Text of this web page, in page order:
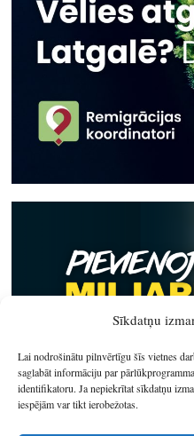
Sīkdatņu
Lai nodrošinātu pilnvērtīgu šīs vietnes
saglabāt informāciju par
identifikatoru. Ja nepiekrītat sīkdatņu
iespējām var tikt ierobežotas.